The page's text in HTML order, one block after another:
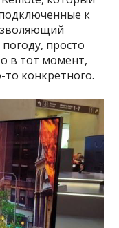
к
просто
в тот момент,
то конкретного.